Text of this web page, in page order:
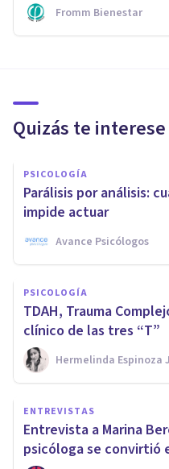
Fromm Bienestar
Quizás te interese
PSICOLOGÍA
Parálisis por análisis:
impide actuar
Avance Psicólogos
PSICOLOGÍA
TDAH, Trauma
clínico de las tres “T”
Hermelinda Espinoza
ENTREVISTAS
Entrevista a Marina
psicóloga se convirtió